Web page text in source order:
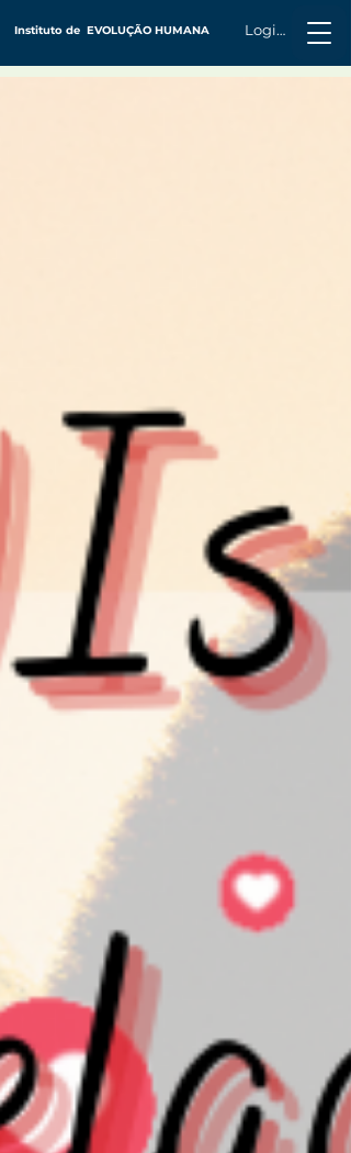
Instituto de EVOLUÇÃO HUMANA Login